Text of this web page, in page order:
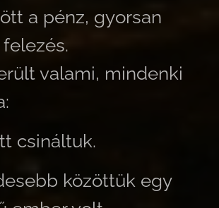
a pénz, gyorsan
valami, mindenki
csináltuk.
közöttük egy